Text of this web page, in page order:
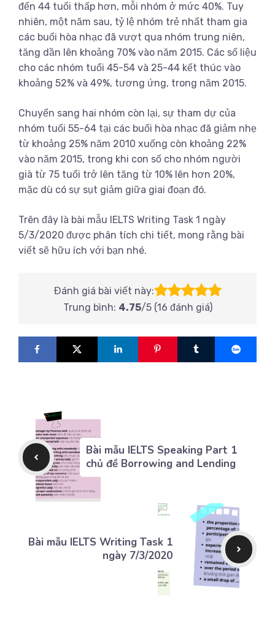
đến 44 tuổi thấp hơn, mỗi nhóm ở mức 40%. Tuy
nhiên, một năm sau, tỷ lệ nhóm trẻ nhất tham gia
các buổi hòa nhạc đã vượt qua nhóm trung niên,
tăng dần lên khoảng 70% vào năm 2015. Các số liệu
cho các nhóm tuổi 45-54 và 25-44 kết thúc vào
khoảng 52% và 49%, tương ứng, trong năm 2015.
Chuyển sang hai nhóm còn lại, sự tham dự của
nhóm tuổi 55-64 tại các buổi hòa nhạc đã giảm nhẹ
từ khoảng 25% năm 2010 xuống còn khoảng 22%
vào năm 2015, trong khi con số cho nhóm người
già từ 75 tuổi trở lên tăng từ 10% lên hơn 20%,
mặc dù có sự sụt giảm giữa giai đoạn đó.
Trên đây là bài mẫu IELTS Writing Task 1 ngày
5/3/2020 được phân tích chi tiết, mong rằng bài
viết sẽ hữu ích với bạn nhé.
Đánh giá bài viết này:
Trung bình: 4.75/5 (16 đánh giá)
Bài mẫu IELTS Speaking Part 1
chủ đề Borrowing and Lending
Bài mẫu IELTS Writing Task 1
ngày 7/3/2020